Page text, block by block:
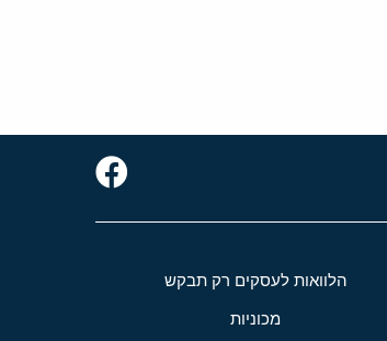
הלוואות לעסקים רק תבקש
מכוניות